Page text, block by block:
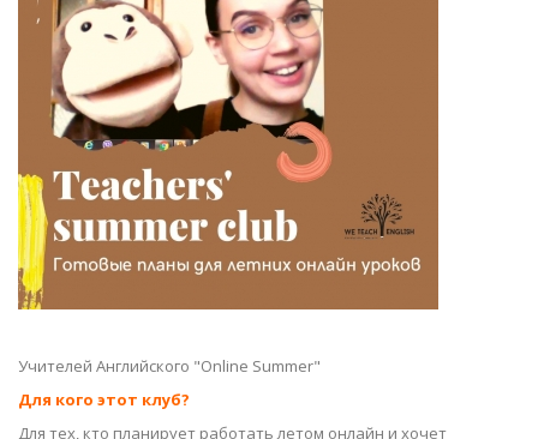
Учителей Английского "Online Summer"
Для кого этот клуб?
Для тех, кто планирует работать летом онлайн и хочет